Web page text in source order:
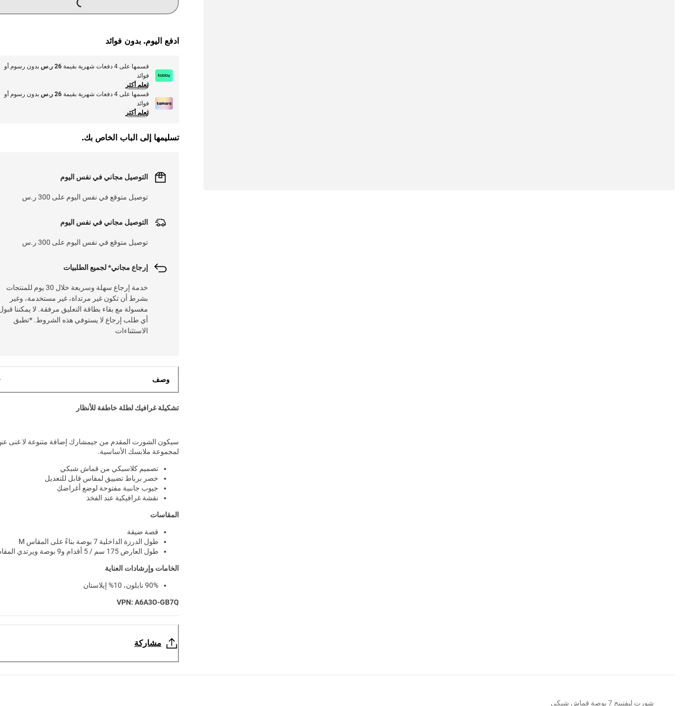
L
O
A
DI
N G
...
ادفع اليوم. بدون فوائد
قسمها على 4 دفعات شهرية بقيمة 26 ر.س
بدون رسوم أو
فوائد
تعلم أكثر
قسمها على 4 دفعات شهرية بقيمة
26 ر.س
بدون رسوم أو
فوائد
تعلم أكثر
تسليمها إلى الباب الخاص بك.
التوصيل مجاني في نفس اليوم
توصيل متوقع في نفس اليوم على 300 ر.س
التوصيل مجاني في نفس اليوم
توصيل متوقع في نفس اليوم على 300 ر.س
إرجاع مجاني* لجميع الطلبيات
خدمة إرجاع سهلة وسريعة خلال 30 يوم للمنتجات
بشرط أن تكون غير مرتداة، غير مستخدمة، وغير
مغسولة مع بقاء بطاقة التعليق مرفقة. لا يمكننا
أي طلب إرجاع لا يستوفي هذه الشروط. *تطبق
الاستثناءات
وصف
تشكيلة غرافيك لطلة خاطفة للأنظار
سيكون الشورت المقدم من جيمشارك إضافة متنوعة لا غنى
لمجموعة ملابسك الأساسية.
تصميم كلاسيكي من قماش شبكي
خصر برباط تضييق لمقاس قابل للتعديل
جيوب جانبية مفتوحة لوضع أغراضكِ
نقشة غرافيكية عند الفخذ
المقاسات
قصة ضيقة
طول الدرزة الداخلية 7 بوصة بناءً على المقاس M
طول العارض 175 سم / 5 أقدام و9 بوصة ويرتدي المقاس M
الخامات وإرشادات العناية
90% نايلون، 10% إيلاستان
VPN: A6A3O-GB7Q
مشاركة
شورت ليفتينج 7 بوصة قماش شبكي